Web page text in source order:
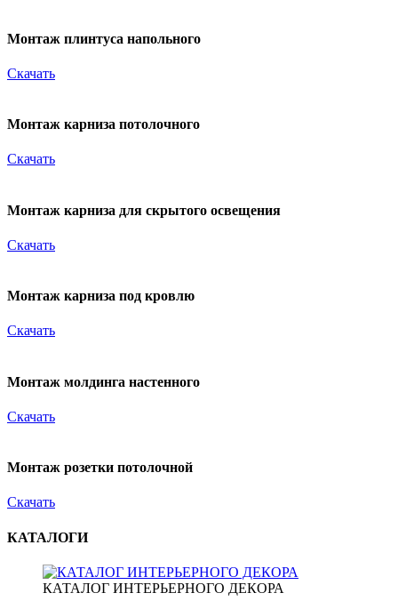
Монтаж плинтуса напольного
Скачать
Монтаж карниза потолочного
Скачать
Монтаж карниза для скрытого освещения
Скачать
Монтаж карниза под кровлю
Скачать
Монтаж молдинга настенного
Скачать
Монтаж розетки потолочной
Скачать
КАТАЛОГИ
КАТАЛОГ ИНТЕРЬЕРНОГО ДЕКОРА